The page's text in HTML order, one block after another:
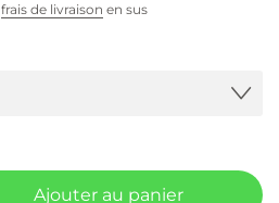
frais de livraison en sus
Ajouter au panier